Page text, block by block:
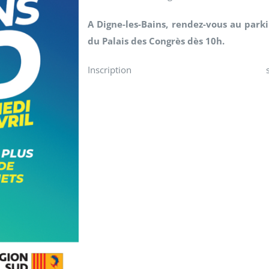
A Digne-les-Bains, rendez-vous au
du Palais des Congrès dès 10h.
Inscription